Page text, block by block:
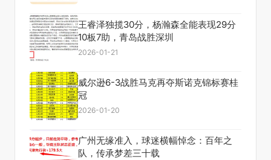
王睿泽独揽30分，杨瀚森全能表现29分
10板7助，青岛战胜深圳
2026-01-21
威尔逊6-3战胜马克再夺斯诺克锦标赛桂
冠
2026-01-20
广州无缘准入，球迷横幅悼念：百年之
队，传承梦差三十载